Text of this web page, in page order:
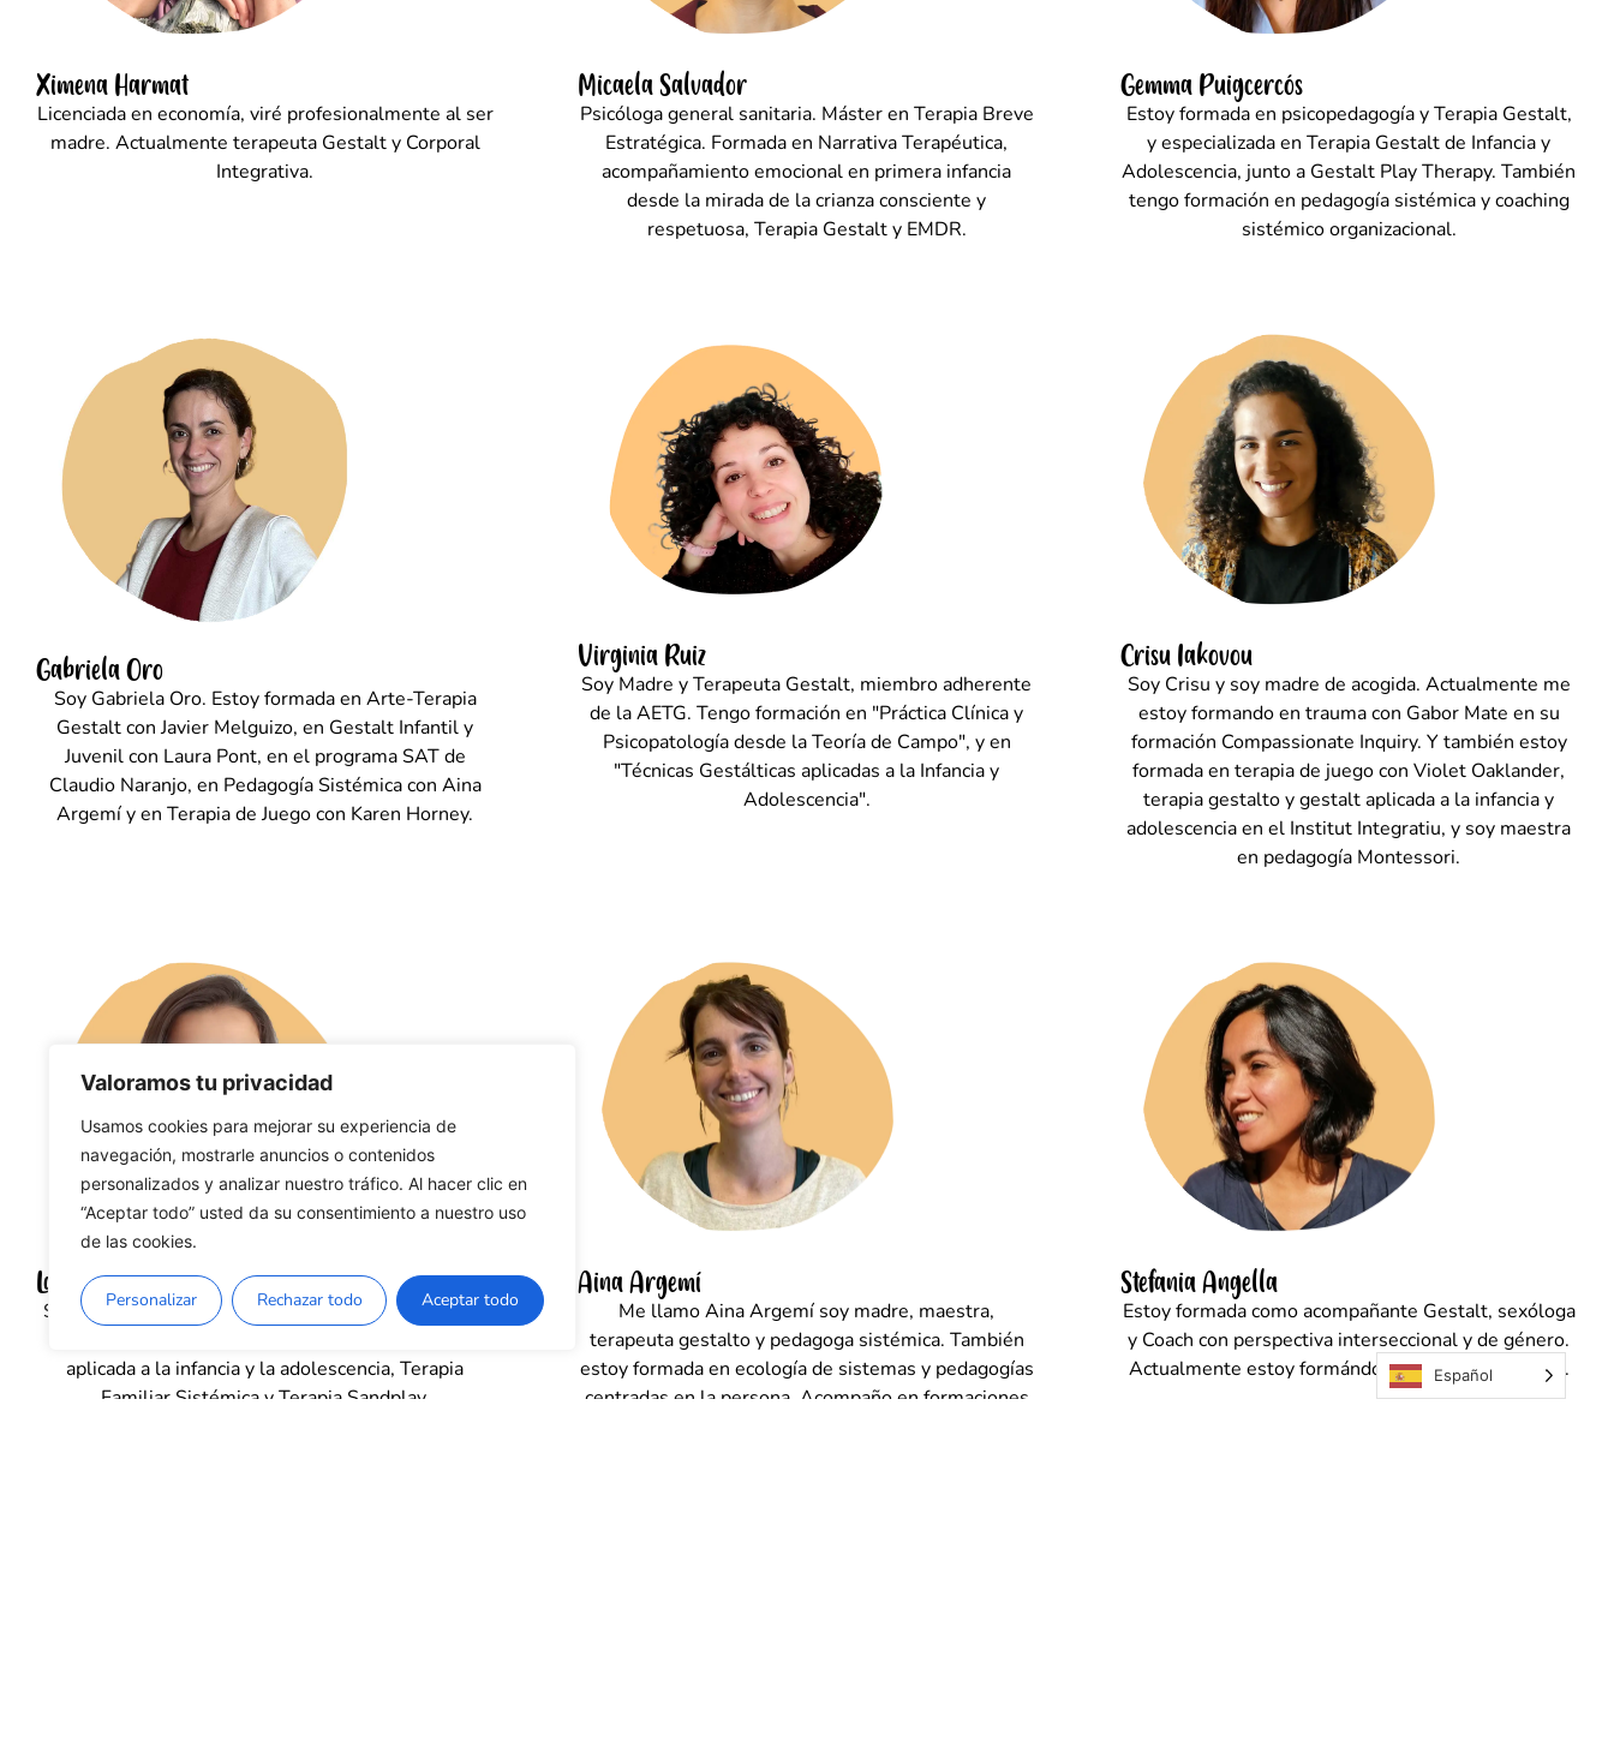
Valoramos tu privacidad
Usamos cookies para mejorar su experiencia de
navegación, mostrarle anuncios o contenidos
personalizados y analizar nuestro tráfico. Al hacer clic en
“Aceptar todo” usted da su consentimiento a nuestro uso
de las cookies.
Personalizar Rechazar todo Aceptar todo
Ximena Harmat
Licenciada en economía, viré profesionalmente al ser
madre. Actualmente terapeuta Gestalt y Corporal
Integrativa.
Micaela Salvador
Psicóloga general sanitaria. Máster en Terapia Breve
Estratégica. Formada en Narrativa Terapéutica,
acompañamiento emocional en primera infancia
desde la mirada de la crianza consciente y
respetuosa, Terapia Gestalt y EMDR.
Gemma Puigcercós
Estoy formada en psicopedagogía y Terapia Gestalt,
y especializada en Terapia Gestalt de Infancia y
Adolescencia, junto a Gestalt Play Therapy. También
tengo formación en pedagogía sistémica y coaching
sistémico organizacional.
Gabriela Oro
Soy Gabriela Oro. Estoy formada en Arte-Terapia
Gestalt con Javier Melguizo, en Gestalt Infantil y
Juvenil con Laura Pont, en el programa SAT de
Claudio Naranjo, en Pedagogía Sistémica con Aina
Argemí y en Terapia de Juego con Karen Horney.
Virginia Ruiz
Soy Madre y Terapeuta Gestalt, miembro adherente
de la AETG. Tengo formación en "Práctica Clínica y
Psicopatología desde la Teoría de Campo", y en
"Técnicas Gestálticas aplicadas a la Infancia y
Adolescencia".
Crisu Iakovou
Soy Crisu y soy madre de acogida. Actualmente me
estoy formando en trauma con Gabor Mate en su
formación Compassionate Inquiry. Y también estoy
formada en terapia de juego con Violet Oaklander,
terapia gestalto y gestalt aplicada a la infancia y
adolescencia en el Institut Integratiu, y soy maestra
en pedagogía Montessori.
Laura Barris
Soy psicóloga general sanitaria y psicoterapeuta (n°
aplicada a la infancia y la adolescencia, Terapia
Familiar Sistémica y Terapia Sandplay.
Aina Argemí
Me llamo Aina Argemí soy madre, maestra,
terapeuta gestalto y pedagoga sistémica. También
estoy formada en ecología de sistemas y pedagogías
centradas en la persona. Acompaño en formaciones
Stefania Angella
Estoy formada como acompañante Gestalt, sexóloga
y Coach con perspectiva interseccional y de género.
Actualmente estoy formándome en Diafreoterapia.
Español